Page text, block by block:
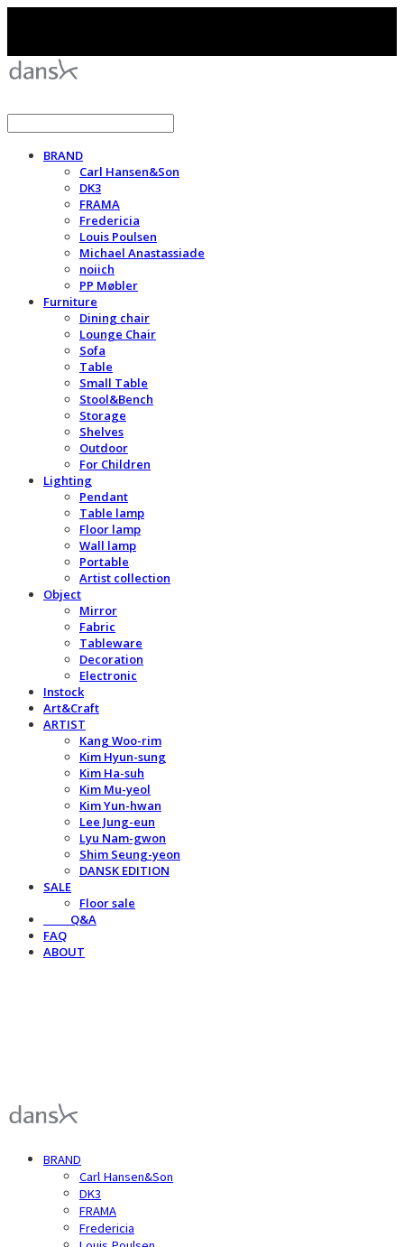
BRAND
Carl Hansen&Son
DK3
FRAMA
Fredericia
Louis Poulsen
Michael Anastassiade
noiich
PP Møbler
Furniture
Dining chair
Lounge Chair
Sofa
Table
Small Table
Stool&Bench
Storage
Shelves
Outdoor
For Children
Lighting
Pendant
Table lamp
Floor lamp
Wall lamp
Portable
Artist collection
Object
Mirror
Fabric
Tableware
Decoration
Electronic
Instock
Art&Craft
ARTIST
Kang Woo-rim
Kim Hyun-sung
Kim Ha-suh
Kim Mu-yeol
Kim Yun-hwan
Lee Jung-eun
Lyu Nam-gwon
Shim Seung-yeon
DANSK EDITION
SALE
Floor sale
⠀⠀⠀Q&A
FAQ
ABOUT
BRAND
Carl Hansen&Son
DK3
FRAMA
Fredericia